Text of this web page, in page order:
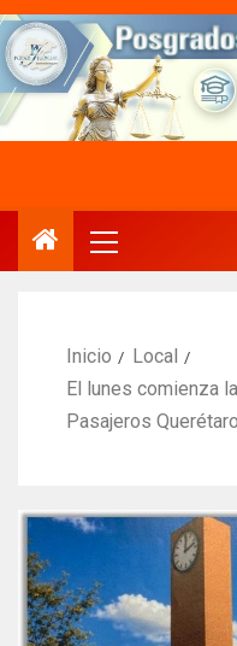
Inicio
Local
El lunes comienza
Pasajeros